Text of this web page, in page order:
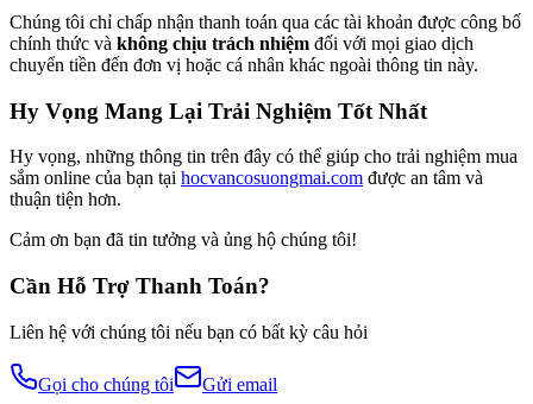
Chúng tôi chỉ chấp nhận thanh toán qua các tài khoản được công bố
chính thức và không chịu trách nhiệm đối với mọi giao dịch
chuyển tiền đến đơn vị hoặc cá nhân khác ngoài thông tin này.
Hy Vọng Mang Lại Trải Nghiệm Tốt Nhất
Hy vọng, những thông tin trên đây có thể giúp cho trải nghiệm mua
sắm online của bạn tại hocvancosuongmai.com được an tâm và
thuận tiện hơn.
Cảm ơn bạn đã tin tưởng và ủng hộ chúng tôi!
Cần Hỗ Trợ Thanh Toán?
Liên hệ với chúng tôi nếu bạn có bất kỳ câu hỏi
Gọi cho chúng tôi
Gửi email